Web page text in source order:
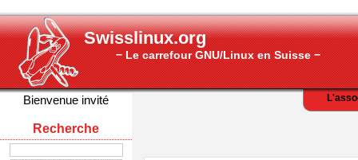
Swisslinux.org
− Le carrefour GNU/Linux en Suisse −
Bienvenue invité
Recherche